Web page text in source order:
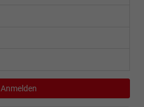
Anmelden